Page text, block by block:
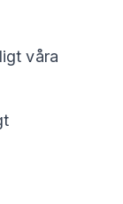
våra